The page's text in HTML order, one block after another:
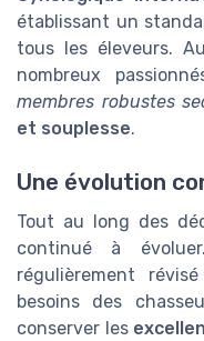
établissant un
tous les éleveurs.
nombreux
membres robustes
et souplesse.
Une évolution
Tout au long des
continué à
régulièrement
besoins des
conserver les